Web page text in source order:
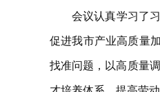
会议认真学习了
促进我市产业高质量
找准问题，以高质量